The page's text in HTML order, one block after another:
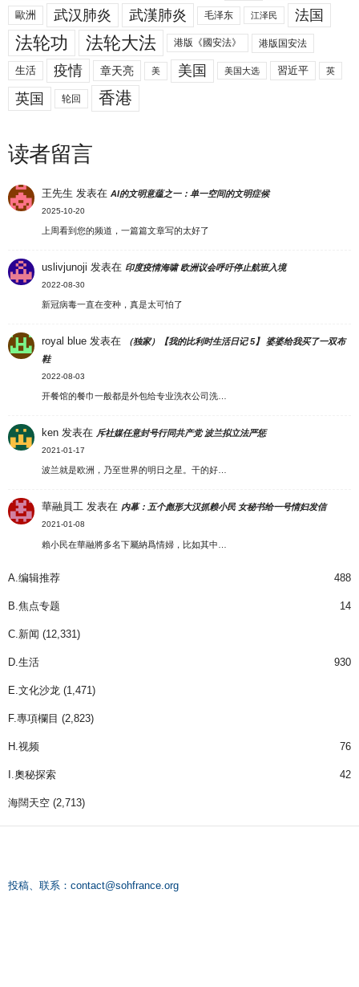
歐洲 武汉肺炎 武漢肺炎 毛泽东 江泽民 法国
法轮功 法轮大法 港版《國安法》 港版国安法
生活 疫情 章天亮 美 美国 美国大选 習近平 英
英国 轮回 香港
读者留言
王先生 发表在AI的文明意蕴之一：单一空间的文明症候
2025-10-20
上周看到您的频道，一篇篇文章写的太好了
uslivjunoji 发表在 印度疫情海啸 欧洲议会呼吁停止航班入境
2022-08-30
新冠病毒一直在变种，真是太可怕了
royal blue 发表在
（独家）【我的比利时生活日记 5】 婆婆给我买了一双布
鞋
2022-08-03
开餐馆的餐巾一般都是外包给专业洗衣公司洗…
ken 发表在 斥社媒任意封号行同共产党 波兰拟立法严惩
2021-01-17
波兰就是欧洲，乃至世界的明日之星。干的好…
華融員工 发表在 内幕：五个彪形大汉抓赖小民 女秘书给一号情妇发信
2021-01-08
賴小民在華融將多名下屬納爲情婦，比如其中…
A.编辑推荐 488
B.焦点专题 14
C.新闻 (12,331)
D.生活 930
E.文化沙龙 (1,471)
F.專項欄目 (2,823)
H.视频 76
I.奧秘探索 42
海闊天空 (2,713)
投稿、联系： contact@sohfrance.org